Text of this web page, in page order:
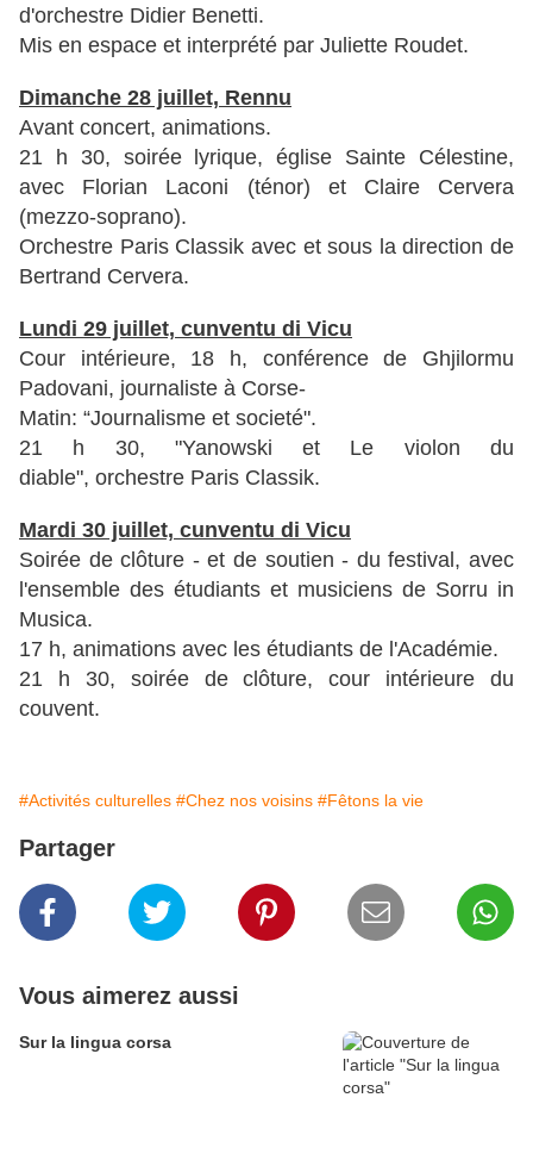
d'orchestre Didier Benetti.
Mis en espace et interprété par Juliette Roudet.
Dimanche 28 juillet, Rennu
Avant concert, animations.
21 h 30, soirée lyrique, église Sainte Célestine,
avec Florian Laconi (ténor) et Claire Cervera
(mezzo-soprano).
Orchestre Paris Classik avec et sous la direction de
Bertrand Cervera.
Lundi 29 juillet, cunventu di Vicu
Cour intérieure, 18 h, conférence de Ghjilormu
Padovani, journaliste à Corse-
Matin: “Journalisme et societé".
21 h 30, "Yanowski et Le violon du
diable", orchestre Paris Classik.
Mardi 30 juillet, cunventu di Vicu
Soirée de clôture - et de soutien - du festival, avec
l'ensemble des étudiants et musiciens de Sorru in
Musica.
17 h, animations avec les étudiants de l'Académie.
21 h 30, soirée de clôture, cour intérieure du
couvent.
#Activités culturelles #Chez nos voisins #Fêtons la vie
Partager
Vous aimerez aussi
Sur la lingua corsa